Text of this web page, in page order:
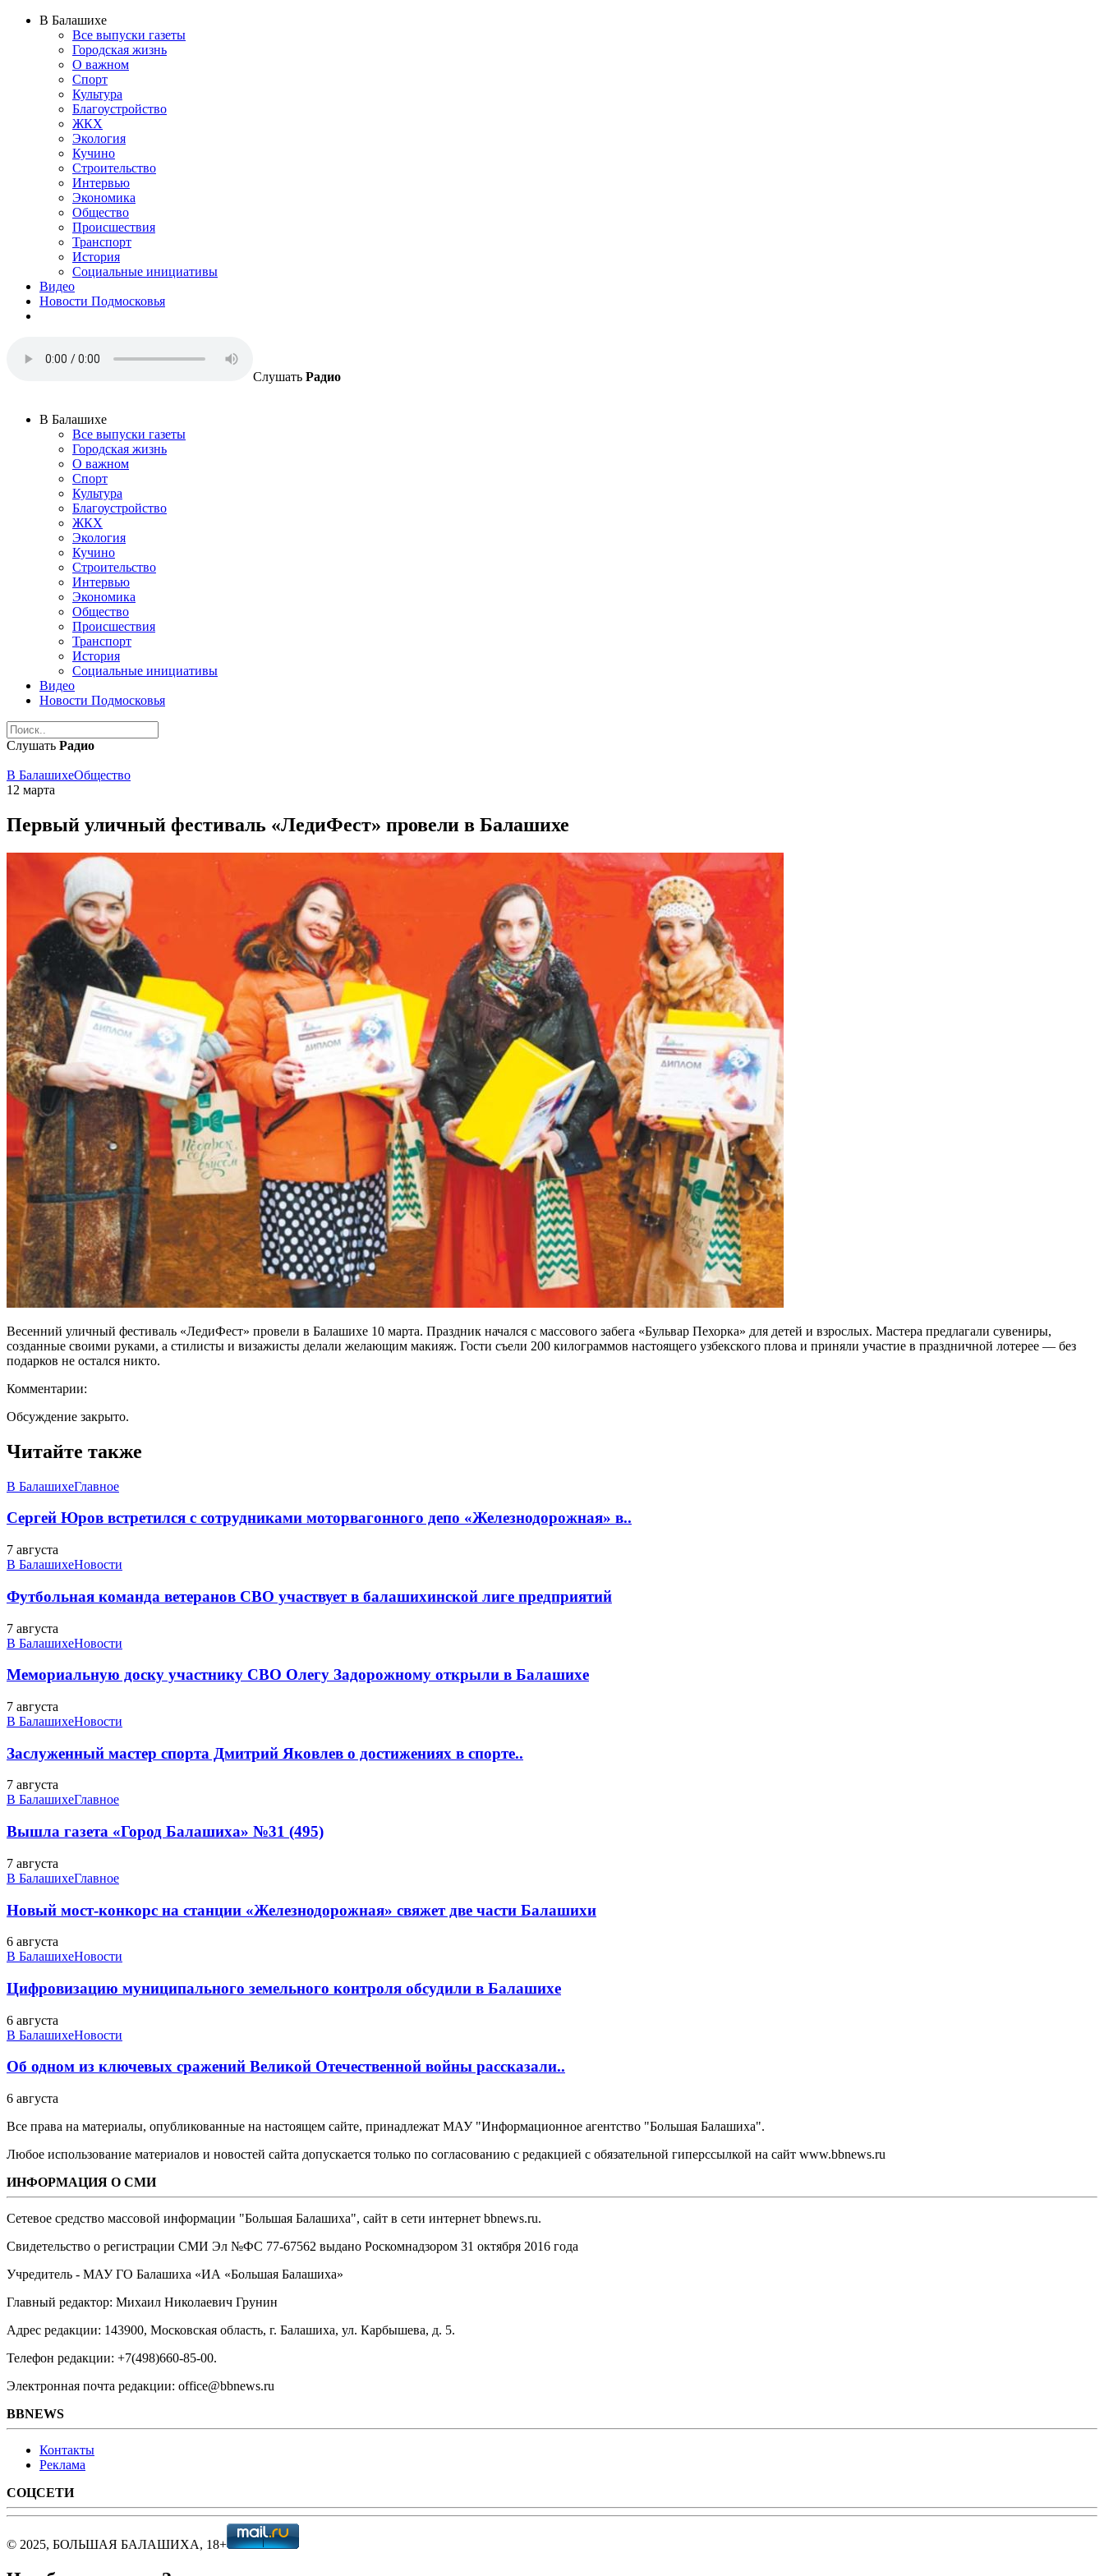
В Балашихе
Все выпуски газеты
Городская жизнь
О важном
Спорт
Культура
Благоустройство
ЖКХ
Экология
Кучино
Строительство
Интервью
Экономика
Общество
Происшествия
Транспорт
История
Социальные инициативы
Видео
Новости Подмосковья
Слушать Радио
В Балашихе
Все выпуски газеты
Городская жизнь
О важном
Спорт
Культура
Благоустройство
ЖКХ
Экология
Кучино
Строительство
Интервью
Экономика
Общество
Происшествия
Транспорт
История
Социальные инициативы
Видео
Новости Подмосковья
Слушать Радио
В БалашихеОбщество
12 марта
Первый уличный фестиваль «ЛедиФест» провели в Балашихе
Весенний уличный фестиваль «ЛедиФест» провели в Балашихе 10 марта. Праздник начался с массового забега «Бульвар Пехорка» для детей и взрослых. Мастера предлагали сувениры,
созданные своими руками, а стилисты и визажисты делали желающим макияж. Гости съели 200 килограммов настоящего узбекского плова и приняли участие в праздничной лотерее — без
подарков не остался никто.
Комментарии:
Обсуждение закрыто.
Читайте также
В БалашихеГлавное
Сергей Юров встретился с сотрудниками моторвагонного депо «Железнодорожная» в..
7 августа
В БалашихеНовости
Футбольная команда ветеранов СВО участвует в балашихинской лиге предприятий
7 августа
В БалашихеНовости
Мемориальную доску участнику СВО Олегу Задорожному открыли в Балашихе
7 августа
В БалашихеНовости
Заслуженный мастер спорта Дмитрий Яковлев о достижениях в спорте..
7 августа
В БалашихеГлавное
Вышла газета «Город Балашиха» №31 (495)
7 августа
В БалашихеГлавное
Новый мост-конкорс на станции «Железнодорожная» свяжет две части Балашихи
6 августа
В БалашихеНовости
Цифровизацию муниципального земельного контроля обсудили в Балашихе
6 августа
В БалашихеНовости
Об одном из ключевых сражений Великой Отечественной войны рассказали..
6 августа
Все права на материалы, опубликованные на настоящем сайте, принадлежат МАУ "Информационное агентство "Большая Балашиха".
Любое использование материалов и новостей сайта допускается только по согласованию с редакцией с обязательной гиперссылкой на сайт www.bbnews.ru
ИНФОРМАЦИЯ О СМИ
Сетевое средство массовой информации "Большая Балашиха", сайт в сети интернет bbnews.ru.
Свидетельство о регистрации СМИ Эл №ФС ‎77-67562 выдано Роскомнадзором 31 октября 2016 года
Учредитель - МАУ ГО Балашиха «ИА «Большая Балашиха»
Главный редактор: Михаил Николаевич Грунин
Адрес редакции: 143900, Московская область, г. Балашиха, ул. Карбышева, д. 5.
Телефон редакции: +7(498)660-85-00.
Электронная почта редакции: office@bbnews.ru
BBNEWS
Контакты
Реклама
СОЦСЕТИ
© 2025, БОЛЬШАЯ БАЛАШИХА, 18+